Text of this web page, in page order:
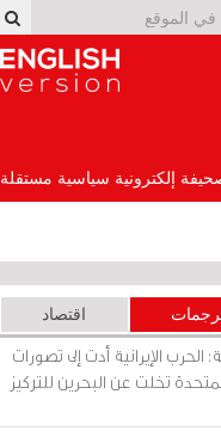
إلكترونية سياسية مستقلة
اقتصاد
الإيرانية أدت إلى تصورات
تخلت عن البحرين للتركيز